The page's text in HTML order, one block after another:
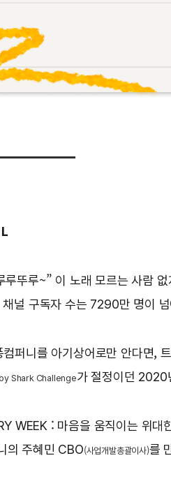
루뚜루~” 이 노래 모르는 사람
채널 구독자 수는 7290만 명이
퍼니를 아기상어로만 안다면,
Shark Challenge가 절정이던
WEEK : 마음을 움직이는 위대
의 주혜민 CBO(사업개발총괄이사)를